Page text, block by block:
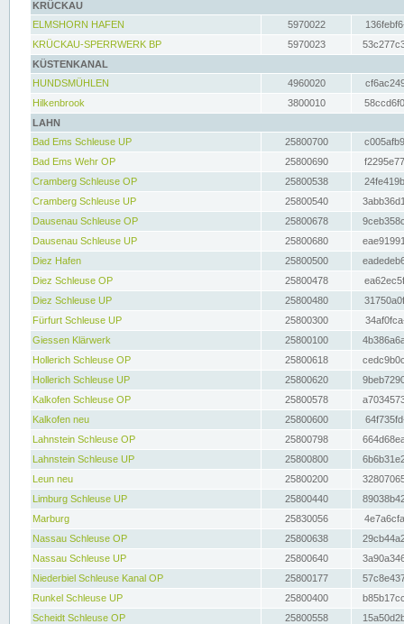
KRÜCKAU
ELMSHORN HAFEN
5970022
KRÜCKAU-SPERRWERK BP
5970023
KÜSTENKANAL
HUNDSMÜHLEN
4960020
Hilkenbrook
3800010
LAHN
Bad Ems Schleuse UP
25800700
Bad Ems Wehr OP
25800690
Cramberg Schleuse OP
25800538
Cramberg Schleuse UP
25800540
Dausenau Schleuse OP
25800678
Dausenau Schleuse UP
25800680
Diez Hafen
25800500
Diez Schleuse OP
25800478
Diez Schleuse UP
25800480
Fürfurt Schleuse UP
25800300
Giessen Klärwerk
25800100
Hollerich Schleuse OP
25800618
Hollerich Schleuse UP
25800620
Kalkofen Schleuse OP
25800578
Kalkofen neu
25800600
Lahnstein Schleuse OP
25800798
Lahnstein Schleuse UP
25800800
Leun neu
25800200
Limburg Schleuse UP
25800440
Marburg
25830056
Nassau Schleuse OP
25800638
Nassau Schleuse UP
25800640
Niederbiel Schleuse Kanal OP
25800177
Runkel Schleuse UP
25800400
Scheidt Schleuse OP
25800558